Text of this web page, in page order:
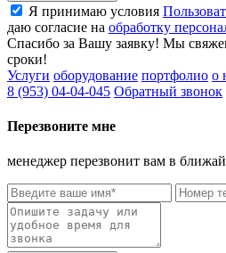
Я принимаю условия
даю согласие на обработку
Спасибо за Вашу заявку! Мы
сроки!
Услуги оборудование портфолио о
8 (953) 04-04-045 Обратный звонок
Перезвоните мне
менеджер перезвонит вам в